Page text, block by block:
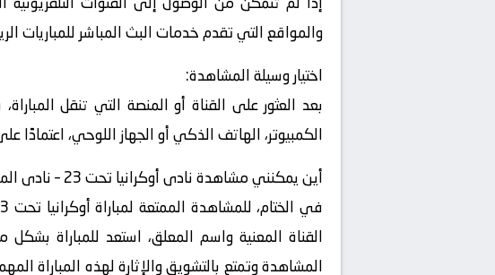
والمواقع التي تقدم خدمات البث المباشر للمباريات
اختيار وسيلة المشاهدة:
بعد العثور على القناة أو المنصة التي تنقل
الكمبيوتر، الهاتف الذكي أو الجهاز اللوحي، اعتمادًا
أين يمكنني مشاهدة ‎نادى أوكرانيا تحت 23 – نادى المغرب تحت 23 ؟
القناة المعنية واسم المعلق، استعد للمباراة بشكل
المشاهدة وتمتع بالتشويق والإثارة لهذه المباراة